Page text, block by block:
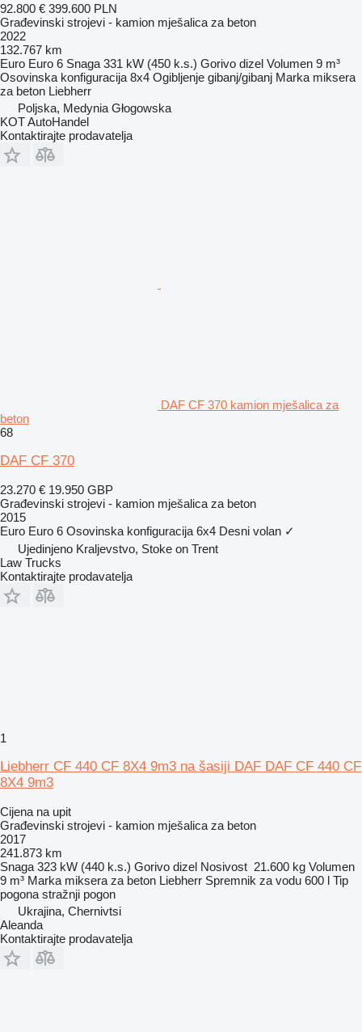
92.800 € 399.600 PLN
Građevinski strojevi - kamion mješalica za beton
2022
132.767 km
Euro Euro 6 Snaga 331 kW (450 k.s.) Gorivo dizel Volumen 9 m³
Osovinska konfiguracija 8x4 Ogibljenje gibanj/gibanj Marka miksera
za beton Liebherr
Poljska, Medynia Głogowska
KOT AutoHandel
Kontaktirajte prodavatelja
DAF CF 370 kamion mješalica za
beton
68
DAF CF 370
23.270 € 19.950 GBP
Građevinski strojevi - kamion mješalica za beton
2015
Euro Euro 6 Osovinska konfiguracija 6x4 Desni volan ✓
Ujedinjeno Kraljevstvo, Stoke on Trent
Law Trucks
Kontaktirajte prodavatelja
1
Liebherr CF 440 CF 8X4 9m3 na šasiji DAF DAF CF 440 CF
8X4 9m3
Cijena na upit
Građevinski strojevi - kamion mješalica za beton
2017
241.873 km
Snaga 323 kW (440 k.s.) Gorivo dizel Nosivost 21.600 kg Volumen
9 m³ Marka miksera za beton Liebherr Spremnik za vodu 600 l Tip
pogona stražnji pogon
Ukrajina, Chernivtsi
Aleanda
Kontaktirajte prodavatelja